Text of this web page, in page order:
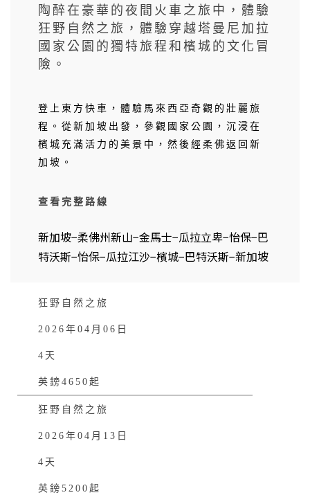
陶醉在豪華的夜間火車之旅中，體驗
狂野自然之旅，體驗穿越塔曼尼加拉
國家公園的獨特旅程和檳城的文化冒
險。
登上東方快車，體驗馬來西亞奇觀的壯麗旅
程。從新加坡出發，參觀國家公園，沉浸在
檳城充滿活力的美景中，然後經柔佛返回新
加坡。
查看完整路線
新加坡−柔佛州新山−金馬士−瓜拉立卑−怡保−巴
特沃斯−怡保−瓜拉江沙−檳城−巴特沃斯−新加坡
狂野自然之旅
2026年04月06日
4天
英鎊4650起
狂野自然之旅
2026年04月13日
4天
英鎊5200起